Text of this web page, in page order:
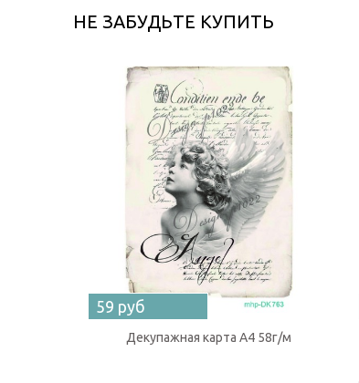
НЕ ЗАБУДЬТЕ КУПИТЬ
59 руб
Декупажная карта А4 58г/м